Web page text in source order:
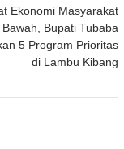
Ekonomi Masyarakat
Bawah, Bupati Tubaba
5 Program Prioritas
di Lambu Kibang